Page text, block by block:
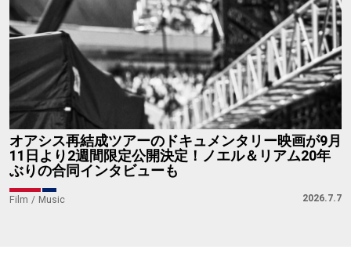
オアシス再結成ツアーのドキュメンタリー映画が9月
11日より2週間限定公開決定！ノエル＆リアム20年
ぶりの合同インタビューも
Film Music 2026.7.7